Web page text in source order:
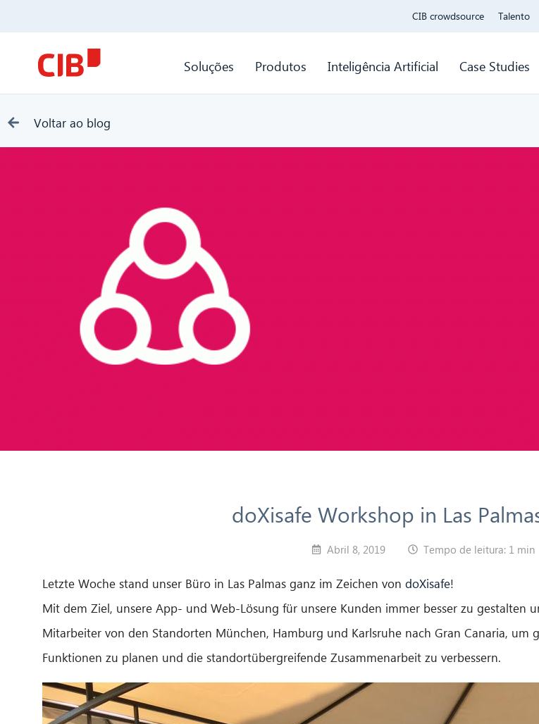
CIB crowdsource Talento
Soluções Produtos Inteligência Artificial Case Studies
Voltar ao blog
doXisafe Workshop in Las
Abril 8, 2019 Tempo de leitura: 1 min
Letzte Woche stand unser Büro in Las Palmas ganz im Zeichen von doXisafe!
Mit dem Ziel, unsere App- und Web-Lösung für unsere Kunden immer besser zu gestalten
Mitarbeiter von den Standorten München, Hamburg und Karlsruhe nach Gran Canaria, um
Funktionen zu planen und die standortübergreifende Zusammenarbeit zu verbessern.